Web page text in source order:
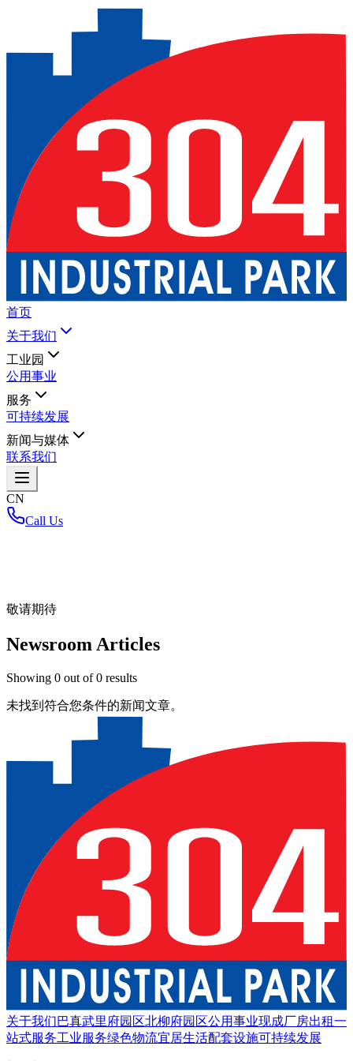
首页
关于我们
工业园
公用事业
服务
可持续发展
新闻与媒体
联系我们
CN
Call Us
敬请期待
Newsroom Articles
Showing 0 out of0 results
未找到符合您条件的新闻文章。
关于我们巴真武里府园区北柳府园区公用事业现成厂房出租一
站式服务工业服务绿色物流宜居生活配套设施可持续发展